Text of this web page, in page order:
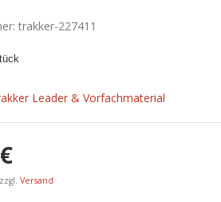
trakker-227411
Leader & Vorfachmaterial
Versand